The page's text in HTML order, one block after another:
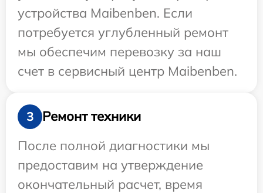
устройства Maibenben. Если
потребуется углубленный ремонт
мы обеспечим перевозку за наш
счет в сервисный центр Maibenben.
3
Ремонт техники
После полной диагностики мы
предоставим на утверждение
окончательный расчет, время